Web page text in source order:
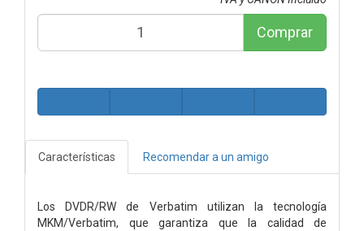
Comprar
Características Recomendar a un amigo
Los DVDR/RW de Verbatim utilizan la tecnología
MKM/Verbatim, que garantiza que la calidad de